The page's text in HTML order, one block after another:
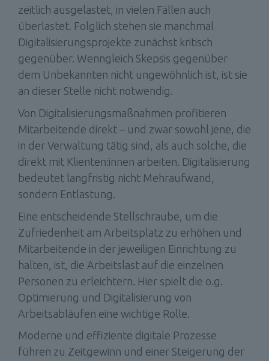
zeitlich ausgelastet, in vielen Fällen auch
überlastet. Folglich stehen sie manchmal
Digitalisierungsprojekte zunächst kritisch
gegenüber. Wenngleich Skepsis gegenüber
dem Unbekannten nicht ungewöhnlich ist, ist sie
an dieser Stelle nicht notwendig.
Von Digitalisierungsmaßnahmen profitieren
Mitarbeitende direkt – und zwar sowohl jene, die
in der Verwaltung tätig sind, als auch solche, die
direkt mit Klienten:innen arbeiten. Digitalisierung
bedeutet langfristig nicht Mehraufwand,
sondern Entlastung.
Eine entscheidende Stellschraube, um die
Zufriedenheit am Arbeitsplatz zu erhöhen und
Mitarbeitende in der jeweiligen Einrichtung zu
halten, ist, die Arbeitslast auf die einzelnen
Personen zu erleichtern. Hier spielt die o.g.
Optimierung und Digitalisierung von
Arbeitsabläufen eine wichtige Rolle.
Moderne und effiziente digitale Prozesse
führen zu Zeitgewinn und einer Steigerung der